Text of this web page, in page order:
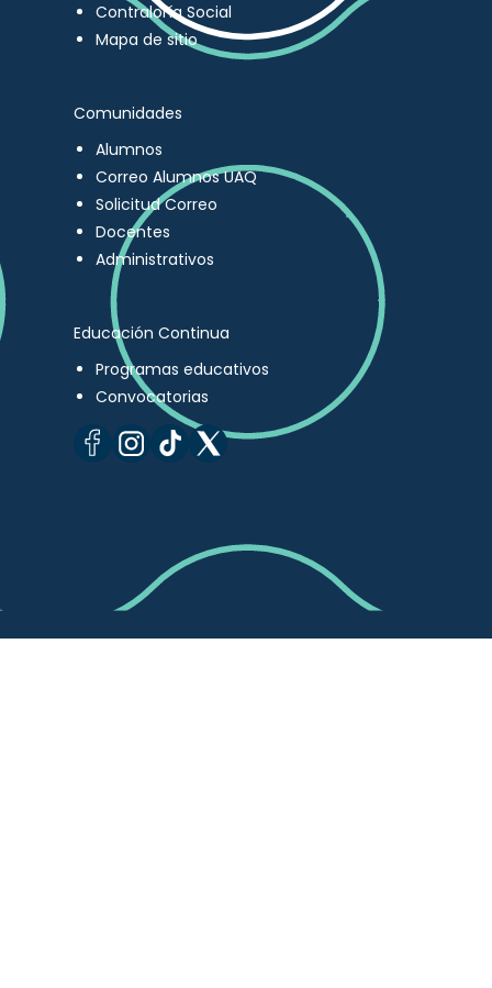
Contraloría Social
Mapa de sitio
Comunidades
Alumnos
Correo Alumnos UAQ
Solicitud Correo
Docentes
Administrativos
Educación Continua
Programas educativos
Convocatorias